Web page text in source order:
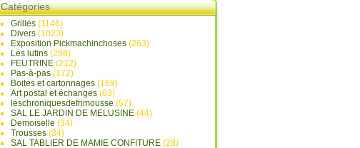
Catégories
Grilles (1146)
Divers (1023)
Exposition Pickmachinchoses (263)
Les lutins (258)
FEUTRINE (212)
Pas-à-pas (172)
Boites et cartonnages (169)
Art postal et échanges (63)
leschroniquesdefrimousse (57)
SAL LE JARDIN DE MELUSINE (44)
Demoiselle (34)
Trousses (34)
SAL TABLIER DE MAMIE CONFITURE (28)